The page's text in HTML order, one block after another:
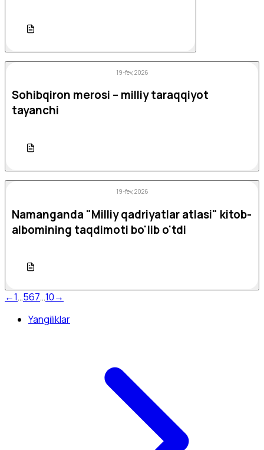
19-fev, 2026
Sohibqiron merosi – milliy taraqqiyot
tayanchi
19-fev, 2026
Namanganda "Milliy qadriyatlar atlasi" kitob-
albomining taqdimoti bo'lib o'tdi
←1…567…10→
Yangiliklar